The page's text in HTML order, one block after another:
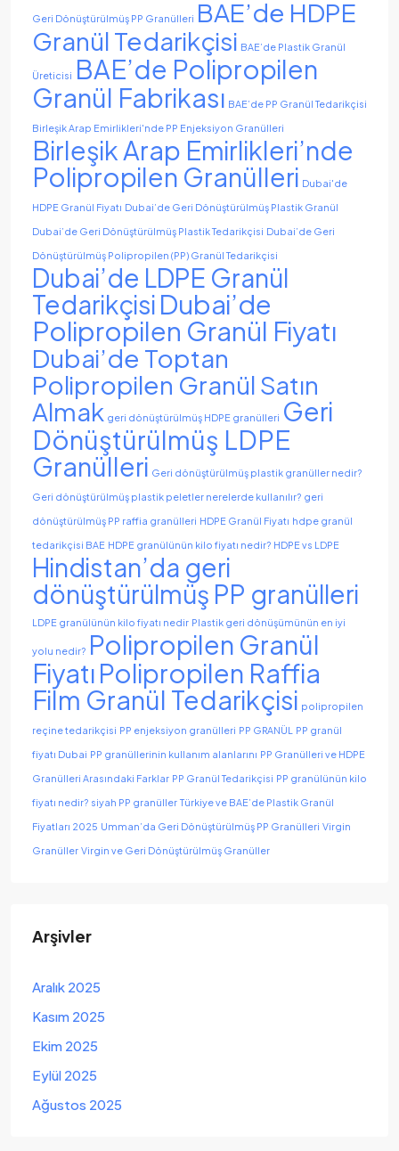
Geri Dönüştürülmüş PP Granülleri BAE’de HDPE
Granül Tedarikçisi BAE’de Plastik Granül
Üreticisi BAE’de Polipropilen
Granül Fabrikası BAE’de PP Granül Tedarikçisi
Birleşik Arap Emirlikleri'nde PP Enjeksiyon Granülleri
Birleşik Arap Emirlikleri’nde
Polipropilen Granülleri Dubai'de
HDPE Granül Fiyatı Dubai’de Geri Dönüştürülmüş Plastik Granül
Dubai’de Geri Dönüştürülmüş Plastik Tedarikçisi Dubai’de Geri
Dönüştürülmüş Polipropilen (PP) Granül Tedarikçisi
Dubai’de LDPE Granül
Tedarikçisi Dubai’de
Polipropilen Granül Fiyatı
Dubai’de Toptan
Polipropilen Granül Satın
Almak geri dönüştürülmüş HDPE granülleri Geri
Dönüştürülmüş LDPE
Granülleri Geri dönüştürülmüş plastik granüller nedir?
Geri dönüştürülmüş plastik peletler nerelerde kullanılır? geri
dönüştürülmüş PP raffia granülleri HDPE Granül Fiyatı hdpe granül
tedarikçisi BAE HDPE granülünün kilo fiyatı nedir? HDPE vs LDPE
Hindistan’da geri
dönüştürülmüş PP granülleri
LDPE granülünün kilo fiyatı nedir Plastik geri dönüşümünün en iyi
yolu nedir? Polipropilen Granül
FiyatıPolipropilen Raffia
Film Granül Tedarikçisi polipropilen
reçine tedarikçisi PP enjeksiyon granülleri PP GRANÜL PP granül
fiyatı Dubai PP granüllerinin kullanım alanlarını PP Granülleri ve HDPE
Granülleri Arasındaki Farklar PP Granül Tedarikçisi PP granülünün kilo
fiyatı nedir? siyah PP granüller Türkiye ve BAE’de Plastik Granül
Fiyatları 2025 Umman’da Geri Dönüştürülmüş PP Granülleri Virgin
Granüller Virgin ve Geri Dönüştürülmüş Granüller
Arşivler
Aralık 2025
Kasım 2025
Ekim 2025
Eylül 2025
Ağustos 2025